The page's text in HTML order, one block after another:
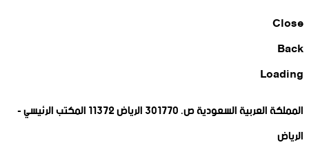
Close
Back
Loading
المملكة العربية السعودية ص. 301770 الرياض 11372 المكتب الرئيسي -
الرياض